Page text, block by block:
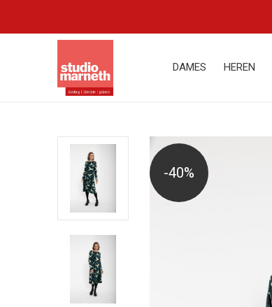
DAMES HEREN
-40%